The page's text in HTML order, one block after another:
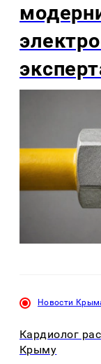
Новости
Кардиолог
Крыму